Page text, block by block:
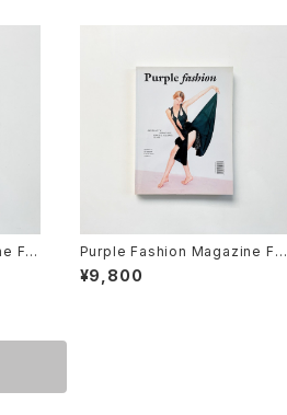
Fal
Iss
Purple Fashion Magazine Fal
l Winter 2004/05 Year13, nu
mber2
¥9,800